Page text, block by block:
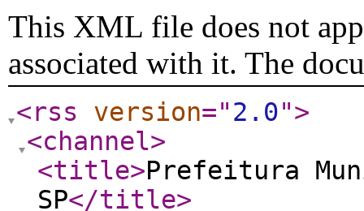
This XML file does not
associated with it. The
<rss version="2.0">
<channel>
<title>Prefeitura
SP</title>